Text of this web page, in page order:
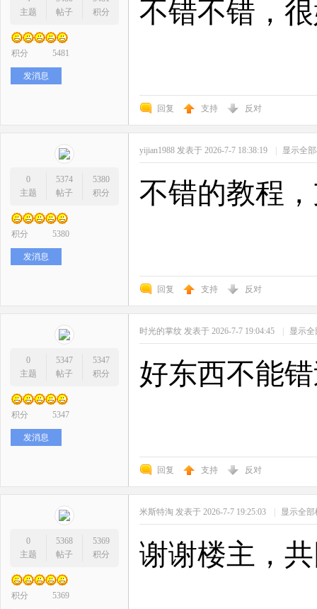
主题
帖子
积分
积分 5481
发消息
不错不错，
回复 支持 反对
0
主题
5374
帖子
5380
积分
积分 5380
发消息
yijian1988 发表于 2026-7-7 18:38:19 | 显示全
不错的教程
回复 支持 反对
0
主题
5347
帖子
5347
积分
积分 5347
发消息
时光的掌纹 发表于 2026-7-7 19:04:45 | 显示
好东西不能
回复 支持 反对
0
主题
5368
帖子
5369
积分
积分 5369
米斯特淘 发表于 2026-7-7 19:25:03 | 显示全部
谢谢楼主，